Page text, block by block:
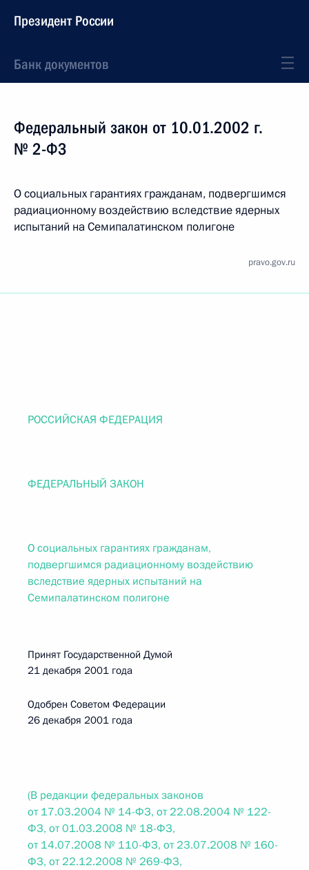
Президент России
Банк документов
Федеральный закон от 10.01.2002 г.
№ 2-ФЗ
О социальных гарантиях гражданам, подвергшимся
радиационному воздействию вследствие ядерных
испытаний на Семипалатинском полигоне
pravo.gov.ru
РОССИЙСКАЯ ФЕДЕРАЦИЯ
ФЕДЕРАЛЬНЫЙ ЗАКОН
О социальных гарантиях гражданам,
подвергшимся радиационному воздействию
вследствие ядерных испытаний на
Семипалатинском полигоне
Принят Государственной Думой
21 декабря 2001 года
Одобрен Советом Федерации
26 декабря 2001 года
(В редакции федеральных законов
от 17.03.2004 № 14-ФЗ, от 22.08.2004 № 122-
ФЗ, от 01.03.2008 № 18-ФЗ,
от 14.07.2008 № 110-ФЗ, от 23.07.2008 № 160-
ФЗ, от 22.12.2008 № 269-ФЗ,